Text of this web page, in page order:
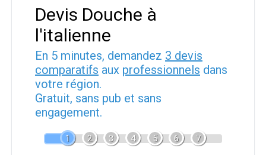
Devis Douche à
l'italienne
En 5 minutes, demandez 3 devis
comparatifs aux professionnels dans
votre région.
Gratuit, sans pub et sans
engagement.
1 2 3 4 5 6 7